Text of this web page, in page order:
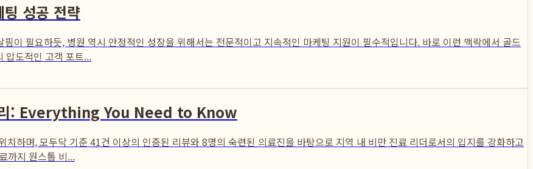
성공 전략
이 필요하듯, 병원 역시 안정적인 성장을 위해서는 전문적이고 지속적인 마케팅 지원이 필수적입니다. 바로 이런 맥락에서 골드
압도적인 고객 포트...
리: Everything You Need to Know
하며, 모두닥 기준 41건 이상의 인증된 리뷰와 8명의 숙련된 의료진을 바탕으로 지역 내 비만 진료 리더로서의 입지를 강화하고
까지 원스톱 비...